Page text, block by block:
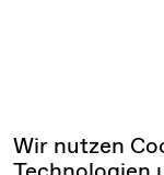
Wir nutzen